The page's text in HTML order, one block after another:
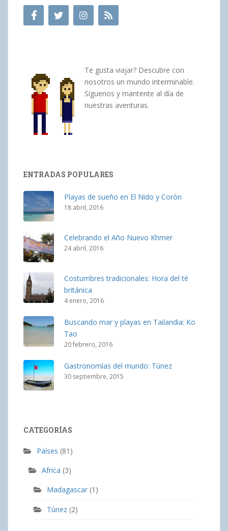
Te gusta viajar? Descubre con
nosotros un mundo interminable.
Síguenos y mantente al día de
nuestras aventuras.
ENTRADAS POPULARES
Playas de sueño en El Nido y Corón
18 abril, 2016
Celebrando el Año Nuevo Khmer
24 abril, 2016
Costumbres tradicionales: Hora del té
británica
4 enero, 2016
Buscando mar y playas en Tailandia: Ko
Tao
20 febrero, 2016
Gastronomías del mundo: Túnez
30 septiembre, 2015
CATEGORÍAS
Países (81)
Africa (3)
Madagascar (1)
Túnez (2)